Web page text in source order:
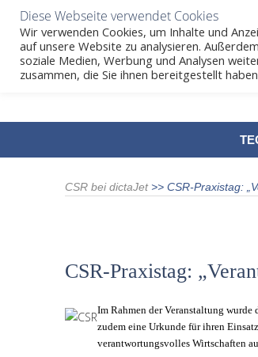
TO
CONTENT
CSR bei dictaJet>> CSR-Praxistag:
CSR-Praxistag:
Im Rahmen der Veranstaltung
zudem eine Urkunde für ihren
verantwortungsvolles Wirtschaften
Diese Webseite verwendet Cookies
Wir verwenden Cookies, um Inhalte und
auf unsere Website zu analysieren.
soziale Medien, Werbung und Analysen
zusammen, die Sie ihnen bereitgestellt